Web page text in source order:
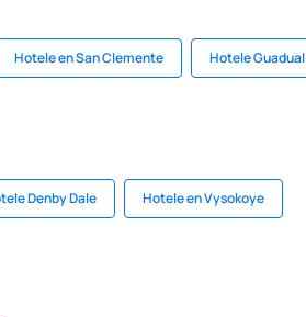
Hotele en San Clemente Hotele Guadual
Denby Dale Hotele en Vysokoye